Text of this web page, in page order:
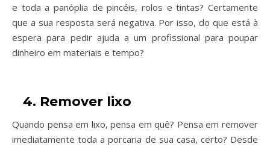
e toda a panóplia de pincéis, rolos e tintas? Certamente
que a sua resposta será negativa. Por isso, do que está à
espera para pedir ajuda a um profissional para poupar
dinheiro em materiais e tempo?
4. Remover lixo
Quando pensa em lixo, pensa em quê? Pensa em remover
imediatamente toda a porcaria de sua casa, certo? Desde